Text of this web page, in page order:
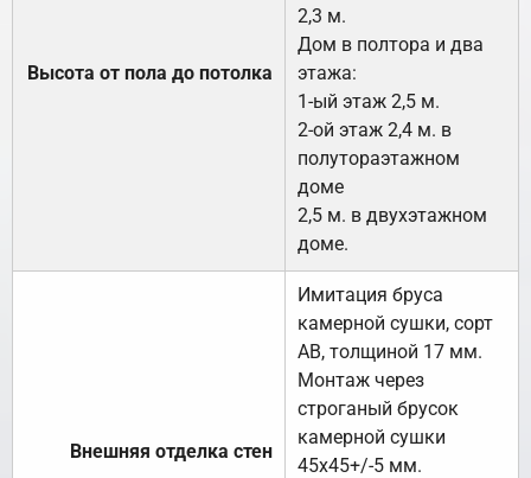
Высота от пола до потолка
2,3 м.
Дом в полтора и два
этажа:
1-ый этаж 2,5 м.
2-ой этаж 2,4 м. в
полутораэтажном
доме
2,5 м. в двухэтажном
доме.
Внешняя отделка стен
Имитация бруса
камерной сушки, сорт
АВ, толщиной 17 мм.
Монтаж через
строганый брусок
камерной сушки
45х45+/-5 мм.